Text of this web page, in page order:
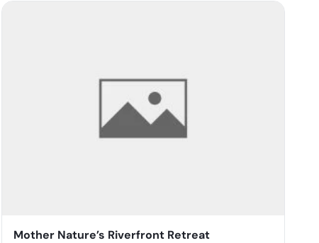
Mother Nature’s Riverfront Retreat